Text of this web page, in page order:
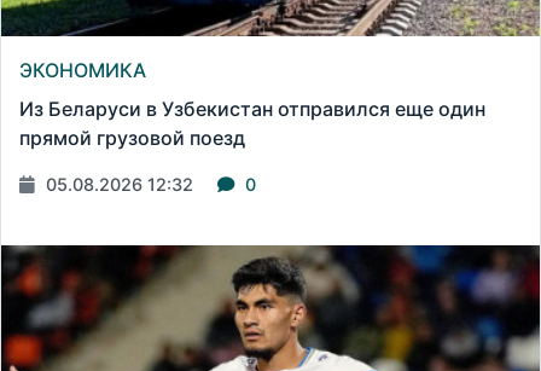
ЭКОНОМИКА
Из Беларуси в Узбекистан отправился еще один
прямой грузовой поезд
05.08.2026 12:32 0